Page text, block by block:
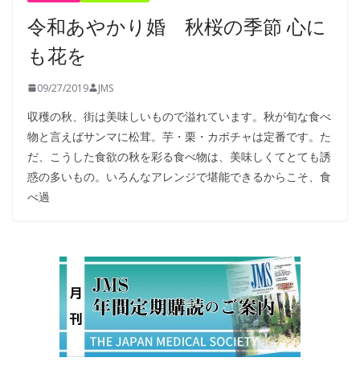
令和あやかり婚 秋桜の季節 心に
も花を
09/27/2019 JMS
収穫の秋、街は美味しいもので溢れています。秋が旬な食べ
物と言えばサンマに松茸。芋・栗・カボチャは定番です。た
だ、こうした食欲の秋を彩る食べ物は、美味しくてとても誘
惑の多いもの。いろんなアレンジで堪能できるからこそ、食
べ過